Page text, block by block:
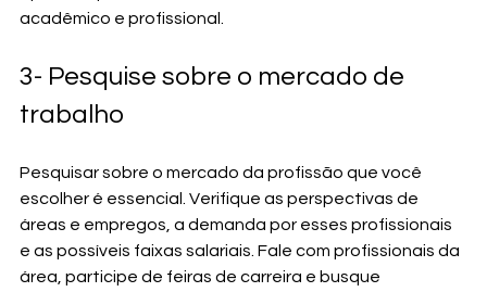
acadêmico e profissional.
3- Pesquise sobre o mercado de
trabalho
Pesquisar sobre o mercado da profissão que você
escolher é essencial. Verifique as perspectivas de
áreas e empregos, a demanda por esses profissionais
e as possíveis faixas salariais. Fale com profissionais da
área, participe de feiras de carreira e busque